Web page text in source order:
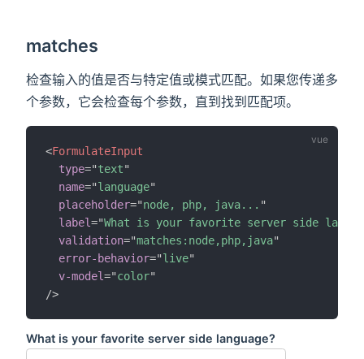
matches
检查输入的值是否与特定值或模式匹配。如果您传递多
个参数，它会检查每个参数，直到找到匹配项。
<FormulateInput
type="text"
name="language"
placeholder="node, php, java... "
label="What is your favorite server side
validation="matches:node,php,java"
error-behavior="live"
v-model="color"
/>
What is your favorite server side language?